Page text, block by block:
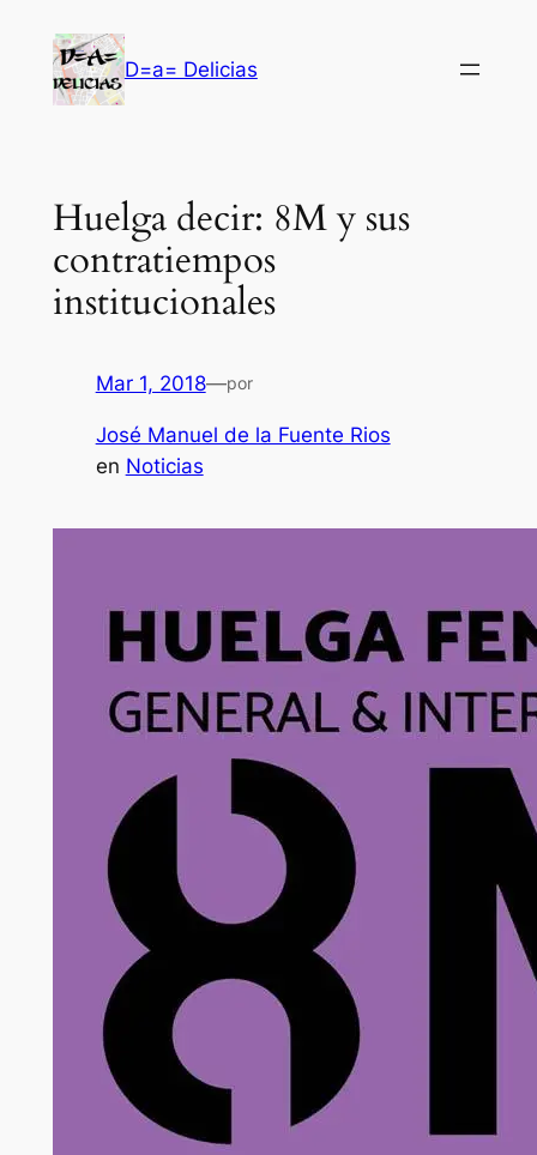
contenido
D=a= Delicias
Huelga decir: 8M y sus
contratiempos
institucionales
Mar 1, 2018—por
José Manuel de la Fuente Rios
en Noticias